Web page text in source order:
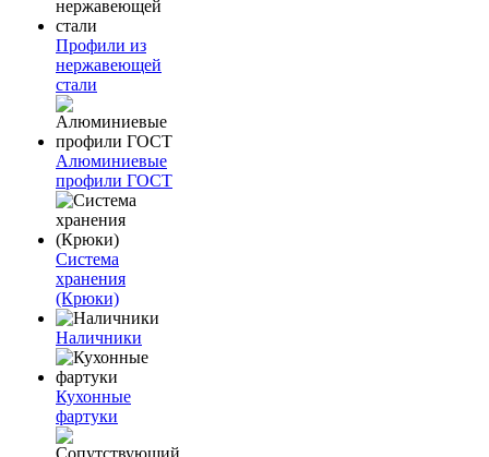
Профили из
нержавеющей
стали
Алюминиевые
профили ГОСТ
Система
хранения
(Крюки)
Наличники
Кухонные
фартуки